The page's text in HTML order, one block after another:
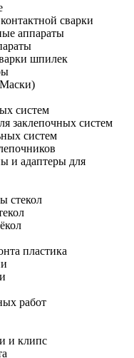
сварки
аппараты
шпилек
систем
заклепочных систем
систем
и адаптеры для
стекол
пластика
работ
и клипс